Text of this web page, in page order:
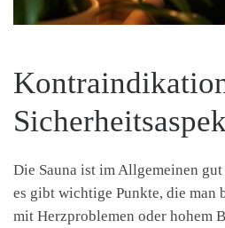
Die Sauna ist im Allgemeinen
es gibt wichtige Punkte, die man
mit Herzproblemen oder hohem